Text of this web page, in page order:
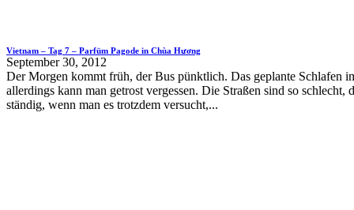
Vietnam – Tag 7 – Parfüm Pagode in Chùa Hương
September 30, 2012
Der Morgen kommt früh, der Bus pünktlich. Das geplante Schlafen
allerdings kann man getrost vergessen. Die Straßen sind so schlecht,
ständig, wenn man es trotzdem versucht,...